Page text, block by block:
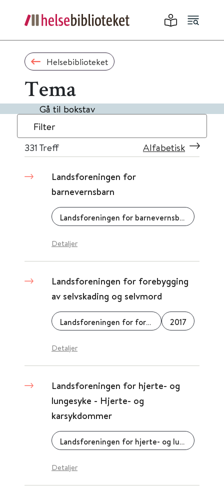
Helsebiblioteket
Tema
Gå til bokstav
Filter
331 Treff Alfabetisk
Landsforeningen for
barnevernsbarn
Landsforeningen for barnevernsbarn
Detaljer
Landsforeningen for forebygging
av selvskading og selvmord
Landsforeningen for forebygging av selvskading og selvmord 2017
Detaljer
Landsforeningen for hjerte- og
lungesyke - Hjerte- og
karsykdommer
Landsforeningen for hjerte- og lungesyke, LHL
Detaljer